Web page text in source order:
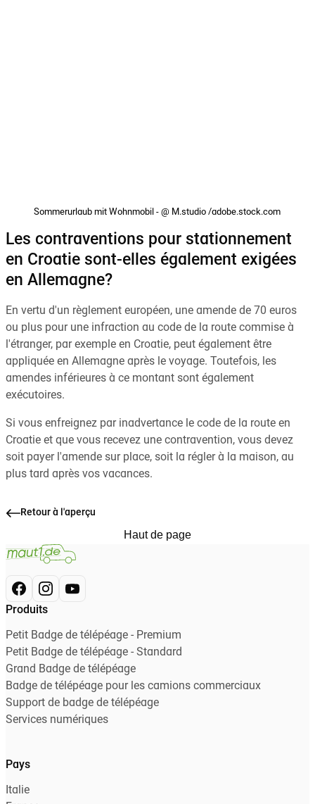
Sommerurlaub mit Wohnmobil - @ M.studio /adobe.stock.com
Les contraventions pour stationnement
en Croatie sont-elles également exigées
en Allemagne?
En vertu d'un règlement européen, une amende de 70 euros
ou plus pour une infraction au code de la route commise à
l'étranger, par exemple en Croatie, peut également être
appliquée en Allemagne après le voyage. Toutefois, les
amendes inférieures à ce montant sont également
exécutoires.
Si vous enfreignez par inadvertance le code de la route en
Croatie et que vous recevez une contravention, vous devez
soit payer l'amende sur place, soit la régler à la maison, au
plus tard après vos vacances.
Retour à l'aperçu
Haut de page
Produits
Petit Badge de télépéage - Premium
Petit Badge de télépéage - Standard
Grand Badge de télépéage
Badge de télépéage pour les camions commerciaux
Support de badge de télépéage
Services numériques
Pays
Italie